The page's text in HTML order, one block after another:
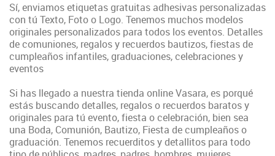
Sí, enviamos etiquetas gratuitas adhesivas personalizadas
con tú Texto, Foto o Logo. Tenemos muchos modelos
originales personalizados para todos los eventos. Detalles
de comuniones, regalos y recuerdos bautizos, fiestas de
cumpleaños infantiles, graduaciones, celebraciones y
eventos
Si has llegado a nuestra tienda online Vasara, es porqué
estás buscando detalles, regalos o recuerdos baratos y
originales para tú evento, fiesta o celebración, bien sea
una Boda, Comunión, Bautizo, Fiesta de cumpleaños o
graduación. Tenemos recuerditos y detallitos para todo